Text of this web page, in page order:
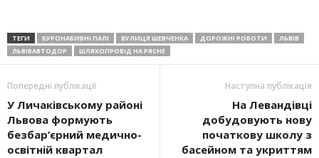
ТЕГИ БУРОНАБИВНІ ПАЛІ ВУЛИЦЯ ШЕВЧЕНКА ДОРОЖНІ РОБОТИ
ЛЬВІВ
ЛЬВІВАВТОДОР
ШЛЯХОПРОВІД НА РЯСНЕ
Попередні публікації
У Личаківському районі
Львова формують
безбар’єрний медично-
освітній квартал
Наступна публікація
На Левандівці
добудовують нову
початкову школу з
басейном та укриттям